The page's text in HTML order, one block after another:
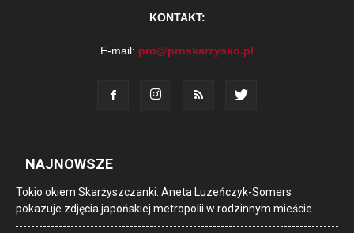
KONTAKT:
E-mail: pro@proskarzysko.pl
NAJNOWSZE
Tokio okiem Skarżyszczanki. Aneta Luzeńczyk-Somers
pokazuje zdjęcia japońskiej metropolii w rodzinnym mieście